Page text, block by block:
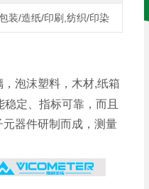
装/造纸/印刷,纺织/印染
泡沫塑料，木材,纸箱
定、指标可靠，而且
器件研制而成，测量